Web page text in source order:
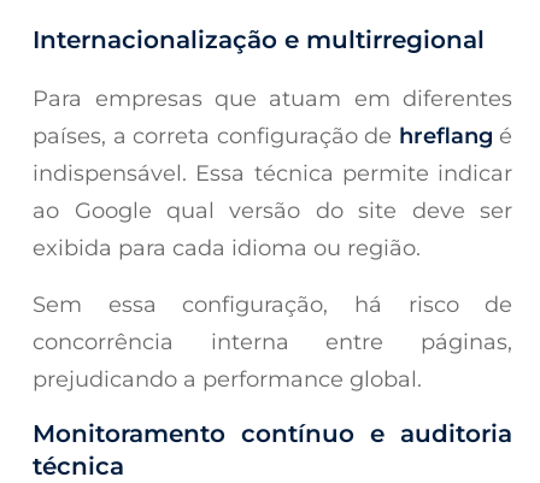
Internacionalização e multirregional
Para empresas que atuam em diferentes
países, a correta configuração de hreflang é
indispensável. Essa técnica permite indicar
ao Google qual versão do site deve ser
exibida para cada idioma ou região.
Sem essa configuração, há risco de
concorrência interna entre páginas,
prejudicando a performance global.
Monitoramento contínuo e auditoria
técnica